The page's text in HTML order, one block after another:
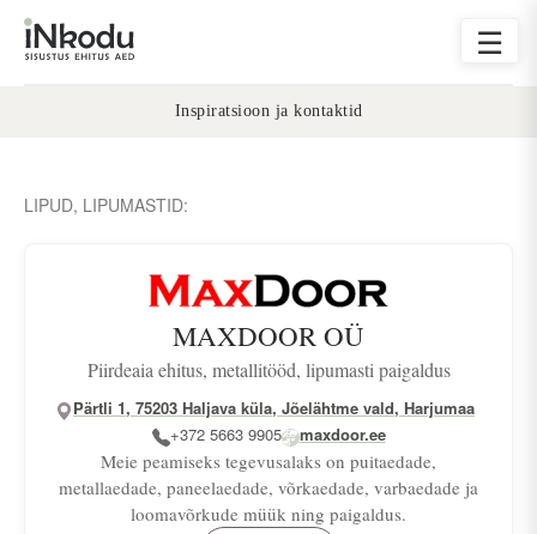
☰
Inspiratsioon ja kontaktid
LIPUD, LIPUMASTID:
MAXDOOR OÜ
Piirdeaia ehitus, metallitööd, lipumasti paigaldus
Pärtli 1, 75203 Haljava küla, Jõelähtme vald, Harjumaa
+372 5663 9905
maxdoor.ee
Meie peamiseks tegevusalaks on puitaedade,
metallaedade, paneelaedade, võrkaedade, varbaedade ja
loomavõrkude müük ning paigaldus.